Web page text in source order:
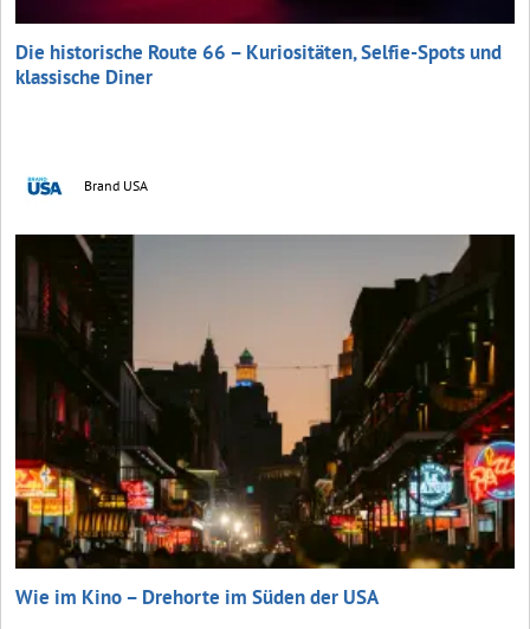
Die historische Route 66 – Kuriositäten, Selfie-Spots und
klassische Diner
Brand USA
Wie im Kino – Drehorte im Süden der USA